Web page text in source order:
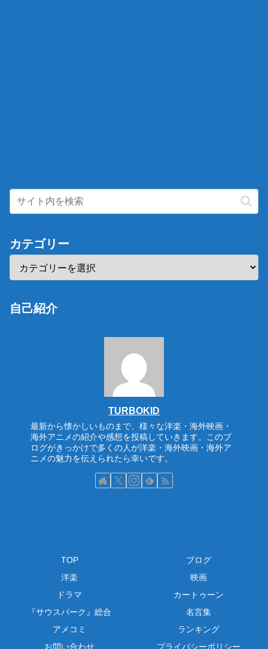
カテゴリー
自己紹介
TURBOKID
最新から懐かしいものまで、様々な洋楽・海外映画・
海外アニメの紹介や感想を投稿していきます。このブ
ログがきっかけで多くの人が洋楽・海外映画・海外ア
ニメの魅力を伝えられたら幸いです。
TOP
ブログ
洋楽
映画
ドラマ
カートゥーン
『サウスパーク』総合
名言集
アメコミ
ランキング
お問い合わせ
プライバシーポリシー